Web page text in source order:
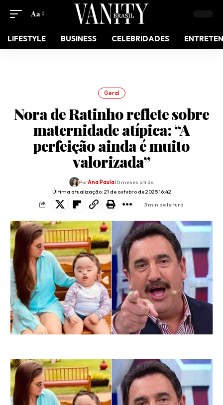
Aa
LIFESTYLE BUSINESS CELEBRIDADES
Geral
Nora de Ratinho reflete sobre
maternidade atípica: “A
perfeição ainda é muito
valorizada”
Última atualização: 21 de outubro de 2025 16:42
PorAna Paula10 meses atrás
3 min de leitura